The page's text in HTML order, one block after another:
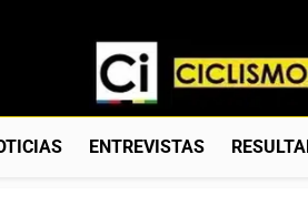
Ciclismo
Web Dedicada Al Ciclismo
ENTREVISTAS